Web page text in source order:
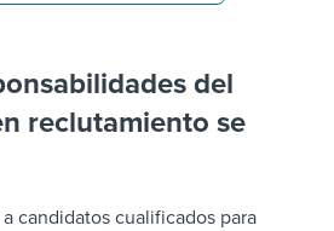
del
reclutamiento se
candidatos cualificados para